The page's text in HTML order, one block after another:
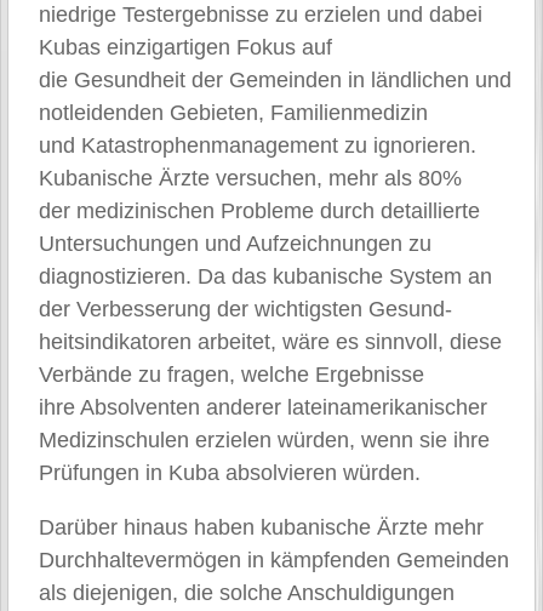
niedrige Testergebnisse zu erzielen und dabei
Kubas einzigartigen Fokus auf
die Gesundheit der Gemeinden in ländlichen und
notleidenden Gebieten, Familienmedizin
und Katastrophenmanagement zu ignorieren.
Kubanische Ärzte versuchen, mehr als 80%
der medizinischen Probleme durch detaillierte
Untersuchungen und Aufzeichnungen zu
diagnostizieren. Da das kubanische System an
der Verbesserung der wichtigsten Gesund-
heitsindikatoren arbeitet, wäre es sinnvoll, diese
Verbände zu fragen, welche Ergebnisse
ihre Absolventen anderer lateinamerikanischer
Medizinschulen erzielen würden, wenn sie ihre
Prüfungen in Kuba absolvieren würden.
Darüber hinaus haben kubanische Ärzte mehr
Durchhaltevermögen in kämpfenden Gemeinden
als diejenigen, die solche Anschuldigungen